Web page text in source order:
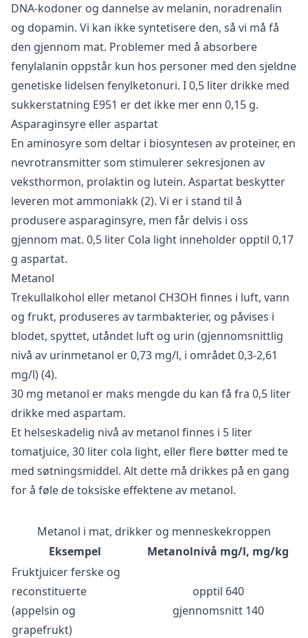
DNA-kodoner og dannelse av melanin, noradrenalin
og dopamin. Vi kan ikke syntetisere den, så vi må få
den gjennom mat. Problemer med å absorbere
fenylalanin oppstår kun hos personer med den sjeldne
genetiske lidelsen fenylketonuri. I 0,5 liter drikke med
sukkerstatning E951 er det ikke mer enn 0,15 g.
Asparaginsyre eller aspartat
En aminosyre som deltar i biosyntesen av proteiner, en
nevrotransmitter som stimulerer sekresjonen av
veksthormon, prolaktin og lutein. Aspartat beskytter
leveren mot ammoniakk (2). Vi er i stand til å
produsere asparaginsyre, men får delvis i oss
gjennom mat. 0,5 liter Cola light inneholder opptil 0,17
g aspartat.
Metanol
Trekullalkohol eller metanol CH3OH finnes i luft, vann
og frukt, produseres av tarmbakterier, og påvises i
blodet, spyttet, utåndet luft og urin (gjennomsnittlig
nivå av urinmetanol er 0,73 mg/l, i området 0,3-2,61
mg/l) (4).
30 mg metanol er maks mengde du kan få fra 0,5 liter
drikke med aspartam.
Et helseskadelig nivå av metanol finnes i 5 liter
tomatjuice, 30 liter cola light, eller flere bøtter med te
med søtningsmiddel. Alt dette må drikkes på en gang
for å føle de toksiske effektene av metanol.
Metanol i mat, drikker og menneskekroppen
Eksempel
Metanolnivå mg/l, mg/kg
Fruktjuicer ferske og
reconstituerte
(appelsin og
grapefrukt)
opptil 640
gjennomsnitt 140